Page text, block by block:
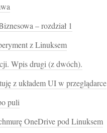
– rozdział 1
z Linuksem
Wpis drugi (z dwóch).
z układem UI w przeglądarce
puli
OneDrive pod Linuksem